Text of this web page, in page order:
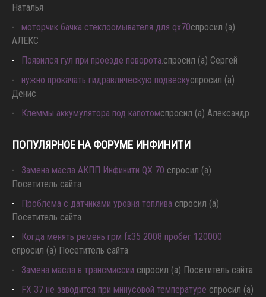
Наталья
моторчик бачка стеклоомывателя для qx70спросил (а)
АЛЕКС
Появился гул при проезде поворота.спросил (а) Сергей
нужно прокачать гидравлическую подвескуспросил (а)
Денис
Клеммы аккумулятора под капотомспросил (а) Александр
ПОПУЛЯРНОЕ НА ФОРУМЕ ИНФИНИТИ
Замена масла АКПП Инфинити QX 70 спросил (а)
Посетитель сайта
Проблема с датчиками уровня топлива спросил (а)
Посетитель сайта
Когда менять ремень грм fx35 2008 пробег 120000
спросил (а) Посетитель сайта
Замена масла в трансмиссии спросил (а) Посетитель сайта
FX 37 не заводится при минусовой температуре спросил (а)